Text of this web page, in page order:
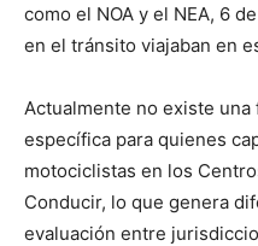
como el NOA y el NEA, 6
en el tránsito viajaban en
Actualmente no existe
específica para quienes
motociclistas en los
Conducir, lo que genera
evaluación entre